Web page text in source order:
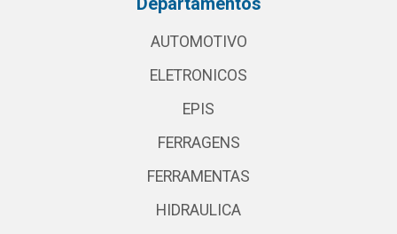
AUTOMOTIVO
ELETRONICOS
EPIS
FERRAGENS
FERRAMENTAS
HIDRAULICA